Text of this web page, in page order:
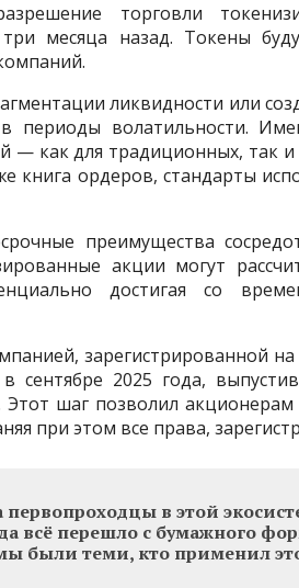
торговли
месяца назад. Токены
ликвидности или
периоды волатильности.
— как для традиционных, так
книга ордеров, стандарты
преимущества
акции могут
достигая со
зарегистрированной
сентябре 2025 года,
Этот шаг позволил
при этом все права,
в этой
всё перешло с бумажного
были теми, кто применил